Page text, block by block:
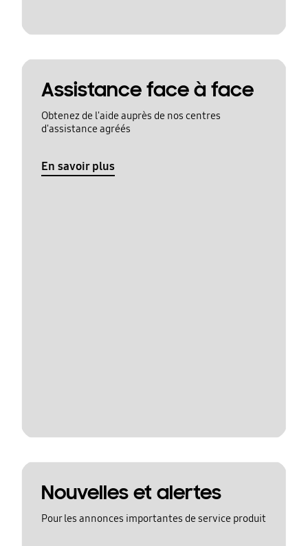
Assistance face à face
Obtenez de l'aide auprès de nos centres
d'assistance agréés
En savoir plus
Nouvelles et alertes
Pour les annonces importantes de service produit